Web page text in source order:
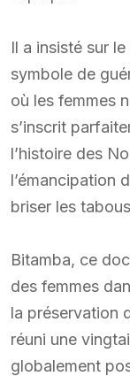
Il a insisté sur
symbole de
où les femmes
s’inscrit
l’histoire des
l’émancipation
briser les
Bitamba, ce
des femmes
la préservation
réuni une
globalement